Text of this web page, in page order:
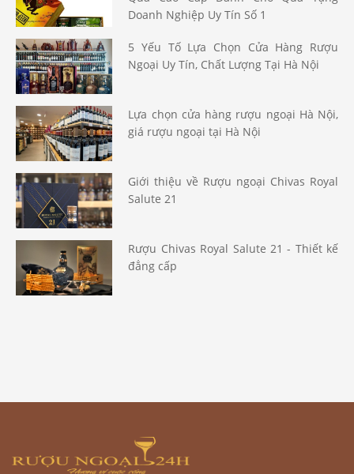
Doanh Nghiệp Uy Tín Số 1
5 Yếu Tố Lựa Chọn Cửa Hàng Rượu
Ngoại Uy Tín, Chất Lượng Tại Hà Nội
Lựa chọn cửa hàng rượu ngoại Hà Nội,
giá rượu ngoại tại Hà Nội
Giới thiệu về Rượu ngoại Chivas Royal
Salute 21
Rượu Chivas Royal Salute 21 - Thiết kế
đẳng cấp